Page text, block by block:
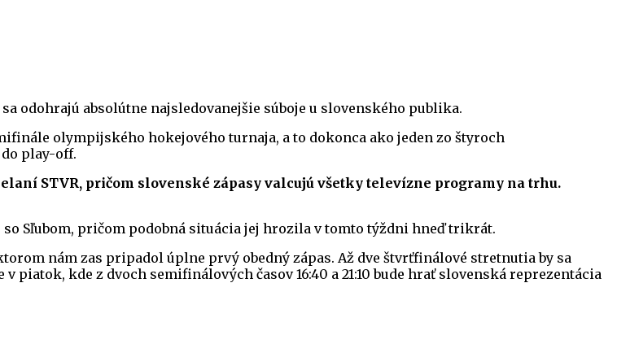
odohrajú absolútne najsledovanejšie súboje u slovenského publika.
olympijského hokejového turnaja, a to dokonca ako jeden zo štyroch
play-off.
STVR, pričom slovenské zápasy valcujú všetky televízne programy na trhu.
Sľubom, pričom podobná situácia jej hrozila v tomto týždni hneď trikrát.
nám zas pripadol úplne prvý obedný zápas. Až dve štvrťfinálové stretnutia by sa
kde z dvoch semifinálových časov 16:40 a 21:10 bude hrať slovenská reprezentácia